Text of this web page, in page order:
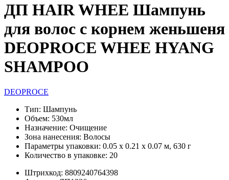
ДП HAIR WHEE Шампунь
для волос с корнем женьшеня
DEOPROCE WHEE HYANG
SHAMPOO
DEOPROCE
Тип: Шампунь
Объем: 530мл
Назначение: Очищение
Зона нанесения: Волосы
Параметры упаковки: 0.05 x 0.21 x 0.07 м, 630 г
Количество в упаковке: 20
Штрихкод: 8809240764398